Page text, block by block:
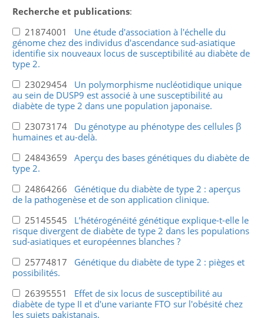
Recherche et publications:
21874001 Une étude d'association à l'échelle du
génome chez des individus d'ascendance sud-asiatique
identifie six nouveaux locus de susceptibilité au diabète de
type 2.
23029454 Un polymorphisme nucléotidique unique
au sein de DUSP9 est associé à une susceptibilité au
diabète de type 2 dans une population japonaise.
23073174 Du génotype au phénotype des cellules β
humaines et au-delà.
24843659 Aperçu des bases génétiques du diabète de
type 2.
24864266 Génétique du diabète de type 2 : aperçus
de la pathogenèse et de son application clinique.
25145545 L’hétérogénéité génétique explique-t-elle le
risque divergent de diabète de type 2 dans les populations
sud-asiatiques et européennes blanches ?
25774817 Génétique du diabète de type 2 : pièges et
possibilités.
26395551 Effet de six locus de susceptibilité au
diabète de type II et d'une variante FTO sur l'obésité chez
les sujets pakistanais.